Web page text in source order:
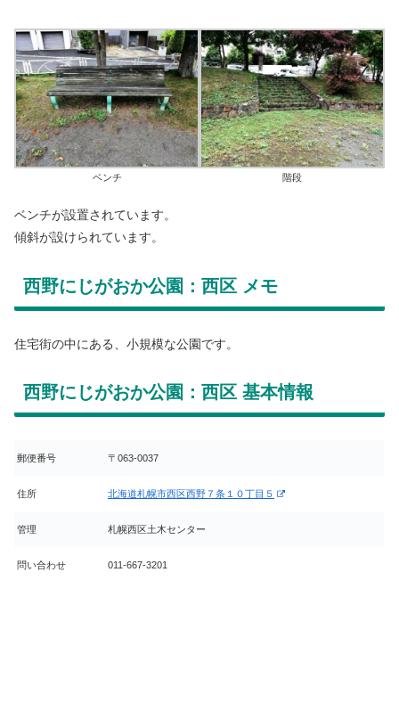
ベンチ 階段
ベンチが設置されています。
傾斜が設けられています。
西野にじがおか公園：西区 メモ
住宅街の中にある、小規模な公園です。
西野にじがおか公園：西区 基本情報
郵便番号 〒063-0037
住所 北海道札幌市西区西野７条１０丁目５
管理 札幌西区土木センター
問い合わせ 011-667-3201